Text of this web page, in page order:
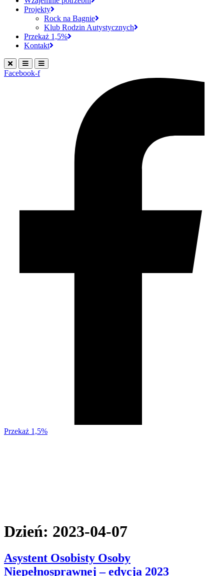
Projekty
Rock na Bagnie
Klub Rodzin Autystycznych
Przekaż 1,5%
Kontakt
Facebook-f
Przekaż 1,5%
Dzień: 2023-04-07
Asystent Osobisty Osoby
Niepełnosprawnej – edycja 2023